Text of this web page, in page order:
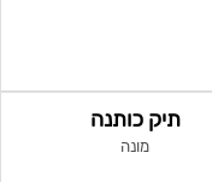
תיק כותנה
מונה